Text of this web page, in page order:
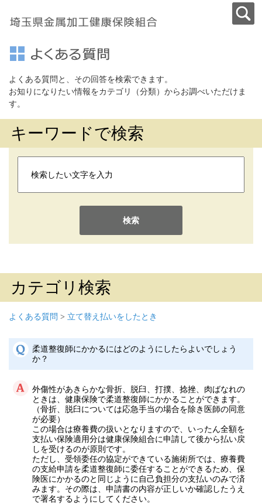
よくある質問と、その回答を検索できます。
お知りになりたい情報をカテゴリ（分類）からお調べいただけま
す。
キーワードで検索
検索
カテゴリ検索
よくある質問 > 立て替え払いをしたとき
柔道整復師にかかるにはどのようにしたらよいでしょう
か？
外傷性があきらかな骨折、脱臼、打撲、捻挫、肉ばなれの
ときは、健康保険で柔道整復師にかかることができます。
（骨折、脱臼については応急手当の場合を除き医師の同意
が必要）
この場合は療養費の扱いとなりますので、いったん全額を
支払い保険適用分は健康保険組合に申請して後から払い戻
しを受けるのが原則です。
ただし、受領委任の協定ができている施術所では、療養費
の支給申請を柔道整復師に委任することができるため、保
険医にかかるのと同じように自己負担分の支払いのみで済
みます。その際は、申請書の内容が正しいか確認したうえ
で署名するようにしてください。